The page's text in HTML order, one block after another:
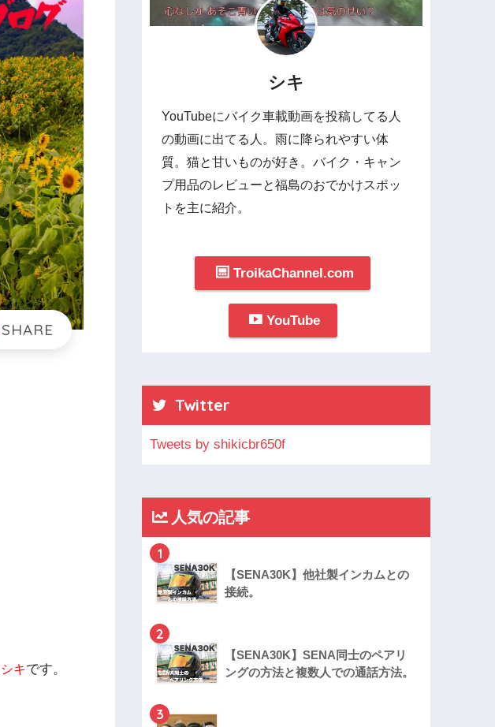
シキです。
シキ
YouTubeにバイク車載動画を投稿してる人
の動画に出てる人。雨に降られやすい体
質。猫と甘いものが好き。バイク・キャン
プ用品のレビューと福島のおでかけスポッ
トを主に紹介。
TroikaChannel.com
YouTube
Twitter
Tweets by shikicbr650f
人気の記事
1
【SENA30K】他社製インカムとの
接続。
2
【SENA30K】SENA同士のペアリ
ングの方法と複数人での通話方法。
3